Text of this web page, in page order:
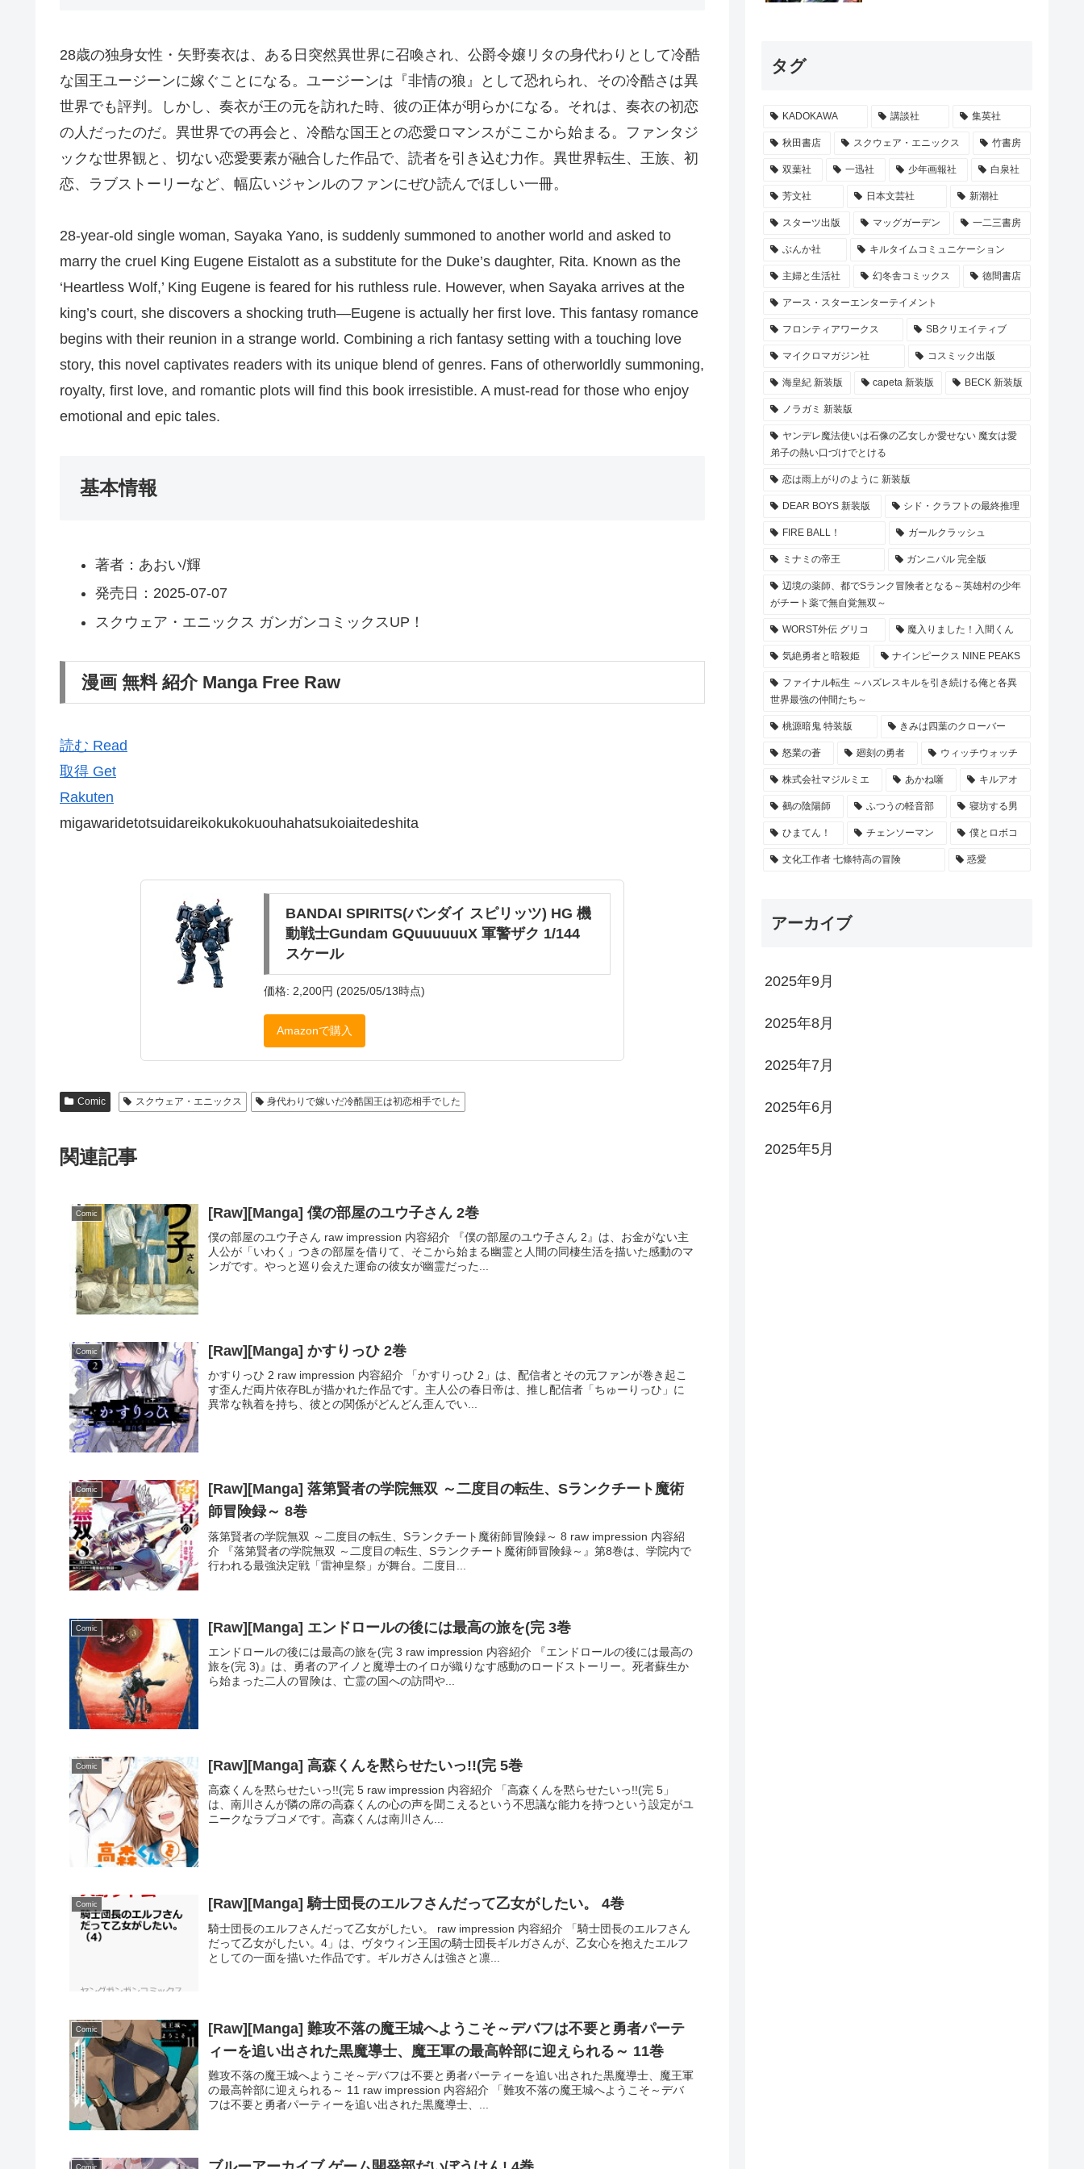
28歳の独身女性・矢野奏衣は、ある日突然異世界に召喚され、公爵令嬢リタの身代わりとして冷酷
な国王ユージーンに嫁ぐことになる。ユージーンは『非情の狼』として恐れられ、その冷酷さは異
世界でも評判。しかし、奏衣が王の元を訪れた時、彼の正体が明らかになる。それは、奏衣の初恋
の人だったのだ。異世界での再会と、冷酷な国王との恋愛ロマンスがここから始まる。ファンタジ
ックな世界観と、切ない恋愛要素が融合した作品で、読者を引き込む力作。異世界転生、王族、初
恋、ラブストーリーなど、幅広いジャンルのファンにぜひ読んでほしい一冊。
28-year-old single woman, Sayaka Yano, is suddenly summoned to another world and asked to
marry the cruel King Eugene Eistalott as a substitute for the Duke’s daughter, Rita. Known as the
‘Heartless Wolf,’ King Eugene is feared for his ruthless rule. However, when Sayaka arrives at the
king’s court, she discovers a shocking truth—Eugene is actually her first love. This fantasy romance
begins with their reunion in a strange world. Combining a rich fantasy setting with a touching love
story, this novel captivates readers with its unique blend of genres. Fans of otherworldly summoning,
royalty, first love, and romantic plots will find this book irresistible. A must-read for those who enjoy
emotional and epic tales.
基本情報
著者：あおい/輝
発売日：2025-07-07
スクウェア・エニックス ガンガンコミックスUP！
漫画 無料 紹介 Manga Free Raw
読む Read
取得 Get
Rakuten
migawaridetotsuidareikokukokuouhahatsukoiaitedeshita
BANDAI SPIRITS(バンダイ スピリッツ) HG 機
動戦士Gundam GQuuuuuuX 軍警ザク 1/144
スケール
価格: 2,200円 (2025/05/13時点)
Amazonで購入
Comic スクウェア・エニックス 身代わりで嫁いだ冷酷国王は初恋相手でした
関連記事
Comic [Raw][Manga] 僕の部屋のユウ子さん 2巻
僕の部屋のユウ子さん raw impression 内容紹介 『僕の部屋のユウ子さん 2』は、お金がない主
人公が「いわく」つきの部屋を借りて、そこから始まる幽霊と人間の同棲生活を描いた感動のマ
ンガです。やっと巡り会えた運命の彼女が幽霊だった...
Comic [Raw][Manga] かすりっひ 2巻
かすりっひ 2 raw impression 内容紹介 「かすりっひ 2」は、配信者とその元ファンが巻き起こ
す歪んだ両片依存BLが描かれた作品です。主人公の春日帝は、推し配信者「ちゅーりっひ」に
異常な執着を持ち、彼との関係がどんどん歪んでい...
Comic
[Raw][Manga] 落第賢者の学院無双 ～二度目の転生、Sランクチート魔術
師冒険録～ 8巻
落第賢者の学院無双 ～二度目の転生、Sランクチート魔術師冒険録～ 8 raw impression 内容紹
介 『落第賢者の学院無双 ～二度目の転生、Sランクチート魔術師冒険録～』第8巻は、学院内で
行われる最強決定戦「雷神皇祭」が舞台。二度目...
Comic [Raw][Manga] エンドロールの後には最高の旅を(完 3巻
エンドロールの後には最高の旅を(完 3 raw impression 内容紹介 『エンドロールの後には最高の
旅を(完 3)』は、勇者のアイノと魔導士のイロが織りなす感動のロードストーリー。死者蘇生か
ら始まった二人の冒険は、亡霊の国への訪問や...
Comic [Raw][Manga] 高森くんを黙らせたいっ!!(完 5巻
高森くんを黙らせたいっ!!(完 5 raw impression 内容紹介 「高森くんを黙らせたいっ!!(完 5」
は、南川さんが隣の席の高森くんの心の声を聞こえるという不思議な能力を持つという設定がユ
ニークなラブコメです。高森くんは南川さん...
Comic [Raw][Manga] 騎士団長のエルフさんだって乙女がしたい。 4巻
騎士団長のエルフさんだって乙女がしたい。 raw impression 内容紹介 「騎士団長のエルフさん
だって乙女がしたい。4」は、ヴタウィン王国の騎士団長ギルガさんが、乙女心を抱えたエルフ
としての一面を描いた作品です。ギルガさんは強さと凛...
Comic
[Raw][Manga] 難攻不落の魔王城へようこそ～デバフは不要と勇者パーテ
ィーを追い出された黒魔導士、魔王軍の最高幹部に迎えられる～ 11巻
難攻不落の魔王城へようこそ～デバフは不要と勇者パーティーを追い出された黒魔導士、魔王軍
の最高幹部に迎えられる～ 11 raw impression 内容紹介 「難攻不落の魔王城へようこそ～デバ
フは不要と勇者パーティーを追い出された黒魔導士、...
Comic
タグ
KADOKAWA 講談社 集英社
秋田書店 スクウェア・エニックス 竹書房
双葉社 一迅社 少年画報社 白泉社
芳文社 日本文芸社 新潮社
スターツ出版 マッグガーデン 一二三書房
ぶんか社 キルタイムコミュニケーション
主婦と生活社 幻冬舎コミックス 徳間書店
アース・スターエンターテイメント
フロンティアワークス SBクリエイティブ
マイクロマガジン社 コスミック出版
海皇紀 新装版 capeta 新装版 BECK 新装版
ノラガミ 新装版
ヤンデレ魔法使いは石像の乙女しか愛せない 魔女は愛
弟子の熱い口づけでとける
恋は雨上がりのように 新装版
DEAR BOYS 新装版 シド・クラフトの最終推理
FIRE BALL！ ガールクラッシュ
ミナミの帝王 ガンニバル 完全版
辺境の薬師、都でSランク冒険者となる～英雄村の少年
がチート薬で無自覚無双～
WORST外伝 グリコ 魔入りました！入間くん
気絶勇者と暗殺姫 ナインピークス NINE PEAKS
ファイナル転生 ～ハズレスキルを引き続ける俺と各異
世界最強の仲間たち～
桃源暗鬼 特装版 きみは四葉のクローバー
怒業の蒼 廻刻の勇者 ウィッチウォッチ
株式会社マジルミエ あかね噺 キルアオ
鵺の陰陽師 ふつうの軽音部 寝坊する男
ひまてん！ チェンソーマン 僕とロボコ
文化工作者 七條特高の冒険 惑愛
アーカイブ
2025年9月
2025年8月
2025年7月
2025年6月
2025年5月